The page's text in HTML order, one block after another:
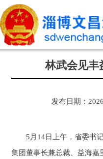
林武会见丰
发布日期：
5月14日上午，省委书
集团董事长兼总裁、益海嘉